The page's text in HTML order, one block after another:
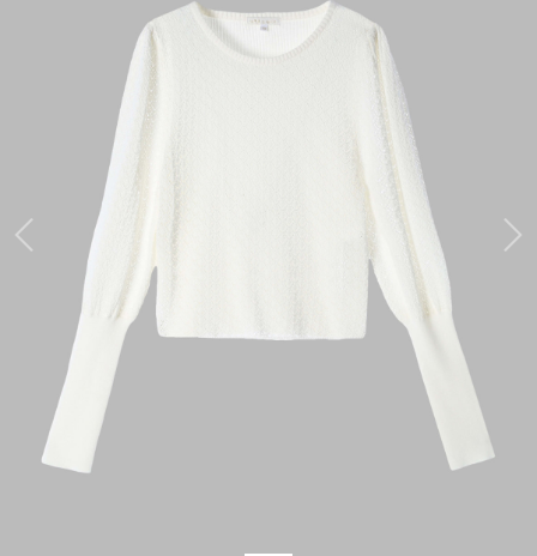
前の画像